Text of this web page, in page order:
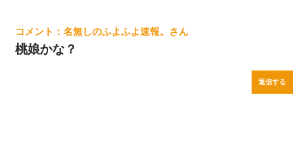
裁判官「お互いに最後に言いたいことはありますか」バカ夫
「…」A「夫を一発殴らせてほしい」裁判官「どうぞ」
全く親しくないママ友Aから突然「飲み会しよう」と誘われたがお
断りした。後日Aの企みを知ってゾッとするやら腹立つやら！
名無しのふよふよ速報。
桃娘かな？
返信する